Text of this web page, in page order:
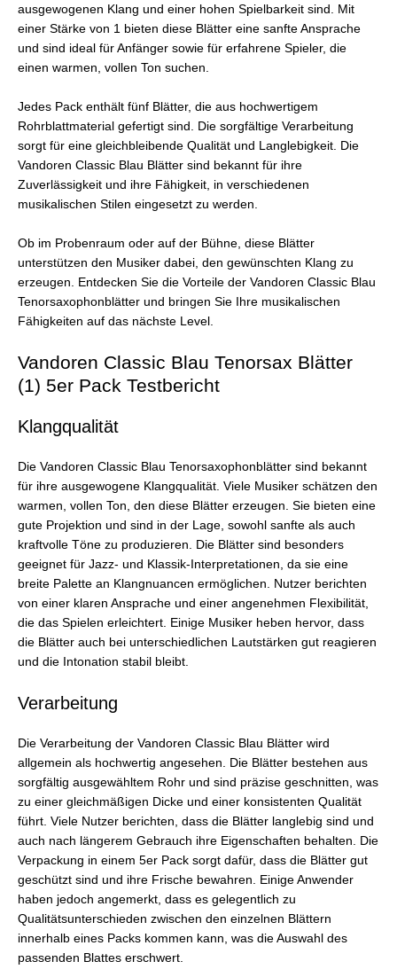
ausgewogenen Klang und einer hohen Spielbarkeit sind. Mit
einer Stärke von 1 bieten diese Blätter eine sanfte Ansprache
und sind ideal für Anfänger sowie für erfahrene Spieler, die
einen warmen, vollen Ton suchen.
Jedes Pack enthält fünf Blätter, die aus hochwertigem
Rohrblattmaterial gefertigt sind. Die sorgfältige Verarbeitung
sorgt für eine gleichbleibende Qualität und Langlebigkeit. Die
Vandoren Classic Blau Blätter sind bekannt für ihre
Zuverlässigkeit und ihre Fähigkeit, in verschiedenen
musikalischen Stilen eingesetzt zu werden.
Ob im Probenraum oder auf der Bühne, diese Blätter
unterstützen den Musiker dabei, den gewünschten Klang zu
erzeugen. Entdecken Sie die Vorteile der Vandoren Classic Blau
Tenorsaxophonblätter und bringen Sie Ihre musikalischen
Fähigkeiten auf das nächste Level.
Vandoren Classic Blau Tenorsax Blätter
(1) 5er Pack Testbericht
Klangqualität
Die Vandoren Classic Blau Tenorsaxophonblätter sind bekannt
für ihre ausgewogene Klangqualität. Viele Musiker schätzen den
warmen, vollen Ton, den diese Blätter erzeugen. Sie bieten eine
gute Projektion und sind in der Lage, sowohl sanfte als auch
kraftvolle Töne zu produzieren. Die Blätter sind besonders
geeignet für Jazz- und Klassik-Interpretationen, da sie eine
breite Palette an Klangnuancen ermöglichen. Nutzer berichten
von einer klaren Ansprache und einer angenehmen Flexibilität,
die das Spielen erleichtert. Einige Musiker heben hervor, dass
die Blätter auch bei unterschiedlichen Lautstärken gut reagieren
und die Intonation stabil bleibt.
Verarbeitung
Die Verarbeitung der Vandoren Classic Blau Blätter wird
allgemein als hochwertig angesehen. Die Blätter bestehen aus
sorgfältig ausgewähltem Rohr und sind präzise geschnitten, was
zu einer gleichmäßigen Dicke und einer konsistenten Qualität
führt. Viele Nutzer berichten, dass die Blätter langlebig sind und
auch nach längerem Gebrauch ihre Eigenschaften behalten. Die
Verpackung in einem 5er Pack sorgt dafür, dass die Blätter gut
geschützt sind und ihre Frische bewahren. Einige Anwender
haben jedoch angemerkt, dass es gelegentlich zu
Qualitätsunterschieden zwischen den einzelnen Blättern
innerhalb eines Packs kommen kann, was die Auswahl des
passenden Blattes erschwert.